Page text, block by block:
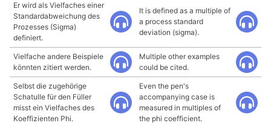
Er wird als Vielfaches einer
Standardabweichung des
Prozesses (Sigma)
definiert.
It is defined as a multiple of
a process standard
deviation (sigma).
Vielfache andere Beispiele
könnten zitiert werden.
Multiple other examples
could be cited.
Selbst die zugehörige
Schatulle für den Füller
misst ein Vielfaches des
Koeffizienten Phi.
Even the pen's
accompanying case is
measured in multiples of
the phi coefficient.